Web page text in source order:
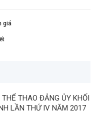
giá
THAO ĐẢNG ỦY KHỐI
LẦN THỨ IV NĂM 2017